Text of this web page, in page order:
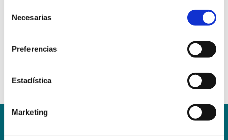
Necesarias
Preferencias
Estadística
Marketing
Conoce la Escuela Hospital Mompía